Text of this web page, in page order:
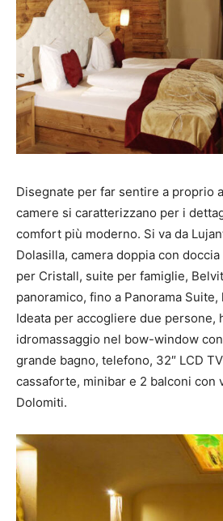
Disegnate per far sentire a proprio
camere si caratterizzano per i
comfort più moderno. Si va da
Dolasilla, camera doppia con
per Cristall, suite per famiglie,
panoramico, fino a Panorama
Ideata per accogliere due persone,
idromassaggio nel bow-window
grande bagno, telefono, 32″ LCD
cassaforte, minibar e 2 balconi con
Dolomiti.